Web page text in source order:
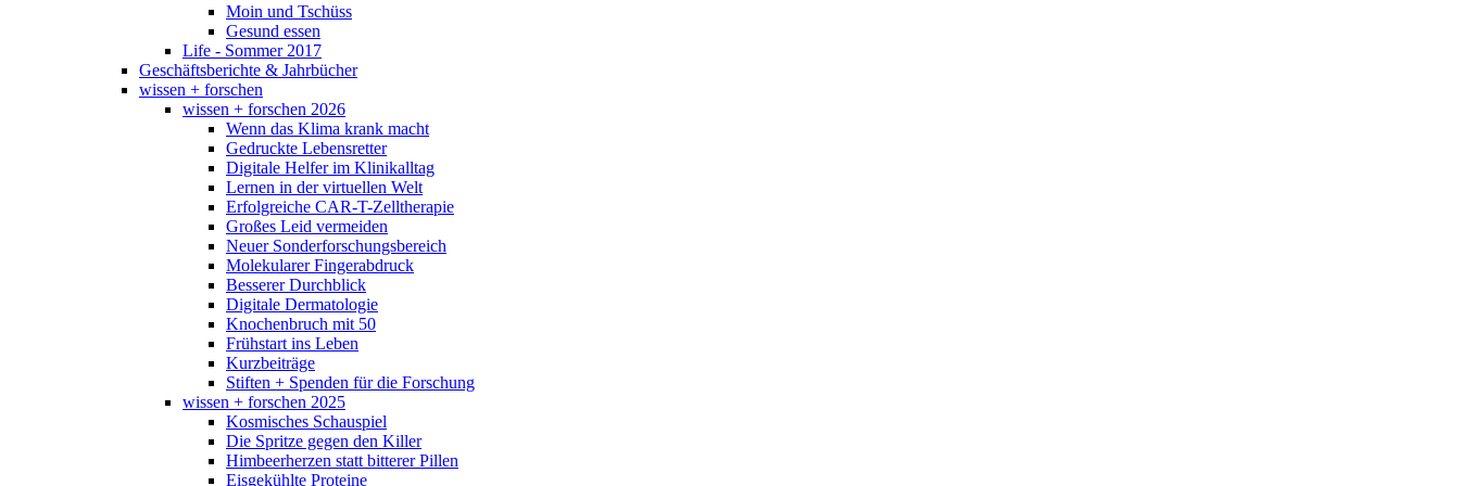
Moin und Tschüss
Gesund essen
Life - Sommer 2017
Geschäftsberichte & Jahrbücher
wissen + forschen
wissen + forschen 2026
Wenn das Klima krank macht
Gedruckte Lebensretter
Digitale Helfer im Klinikalltag
Lernen in der virtuellen Welt
Erfolgreiche CAR-T-Zelltherapie
Großes Leid vermeiden
Neuer Sonderforschungsbereich
Molekularer Fingerabdruck
Besserer Durchblick
Digitale Dermatologie
Knochenbruch mit 50
Frühstart ins Leben
Kurzbeiträge
Stiften + Spenden für die Forschung
wissen + forschen 2025
Kosmisches Schauspiel
Die Spritze gegen den Killer
Himbeerherzen statt bitterer Pillen
Eisgekühlte Proteine